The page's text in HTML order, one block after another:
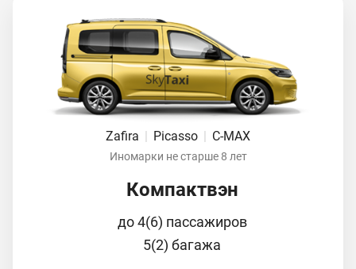
Zafira | Picasso | C-MAX
Иномарки не старше 8 лет
Компактвэн
до 4(6) пассажиров
5(2) багажа